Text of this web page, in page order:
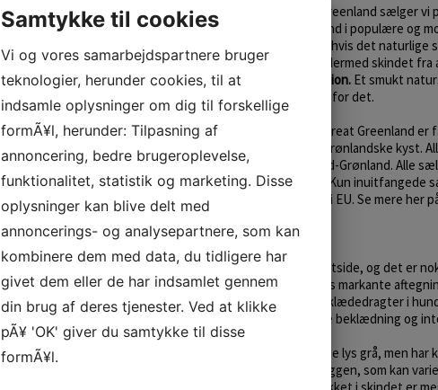
Farvet sælskind:
Hos Great Greenland sælger
men vi farver også mange skind i populære og
farvning kommer kun på tale, hvis det naturlige
misfarvet. En farvning reder dermed skindet fra
sikrer en bæredygtig produktion.Et smukt
farvet, hvis ikke der er behov for det.
Alle sælskind forarbejdet af Great Greenland er
inuitfangere langs med den grønlandske kyst.
Great Greenlands garveri i Syd-Grønland. Alle
lovgivning omkring sælskind. Kun inuitfangede
til salg, produktion og import i EU. Se mere her
EU´s officielle hjemmeside:
Ringsæler:
Ringsælen kaldes også for netside, og det er
forbinder med Grønland. Dens markante
har været set på inuitternes klædedragter i
bruges skindet stadig til både beklædning og
Ringsælen er fra naturens side lys grå, men har
ringmarkeringer langs med ryggen, som kan
Samtykke til cookies
Vi og vores samarbejdspartnere bruger
teknologier, herunder cookies, til at
indsamle oplysninger om dig til forskellige
formÃ¥l, herunder: Tilpasning af
annoncering, bedre brugeroplevelse,
funktionalitet, statistik og marketing. Disse
oplysninger kan blive delt med
annoncerings- og analysepartnere, som kan
kombinere dem med data, du tidligere har
givet dem eller de har indsamlet gennem
din brug af deres tjenester. Ved at klikke
pÃ¥ 'OK' giver du samtykke til disse
formÃ¥l.